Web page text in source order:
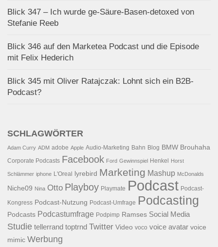
Blick 347 – Ich wurde ge-Säure-Basen-detoxed von
Stefanie Reeb
Blick 346 auf den Marketea Podcast und die Episode
mit Felix Hederich
Blick 345 mit Oliver Ratajczak: Lohnt sich ein B2B-
Podcast?
SCHLAGWÖRTER
Adam Curry ADM adobe Apple Audio-Marketing Bahn Blog BMW Brouhaha
Corporate Podcasts Facebook Ford Gewinnspiel Henkel Horst
Schlämmer iphone L'Oreal lyrebird Marketing Mashup McDonalds
Niche09 Nina Otto Playboy Playmate Podcast Podcast-
Kongress Podcast-Nutzung Podcast-Umfrage Podcasting
Podcasts Podcastumfrage Podpimp Ramses Social Media
Studie tellerrand toptrnd Twitter Video voco voice avatar voice
mimic Werbung